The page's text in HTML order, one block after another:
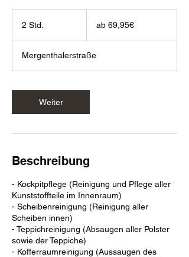
2 Std.
d
.
ab 69,95€
Mergenthalerstraße
Weiter
Beschreibung
- Kockpitpflege (Reinigung und Pflege aller
Kunststoffteile im Innenraum)
- Scheibenreinigung (Reinigung aller
Scheiben innen)
- Teppichreinigung (Absaugen aller Polster
sowie der Teppiche)
- Kofferraumreinigung (Aussaugen des